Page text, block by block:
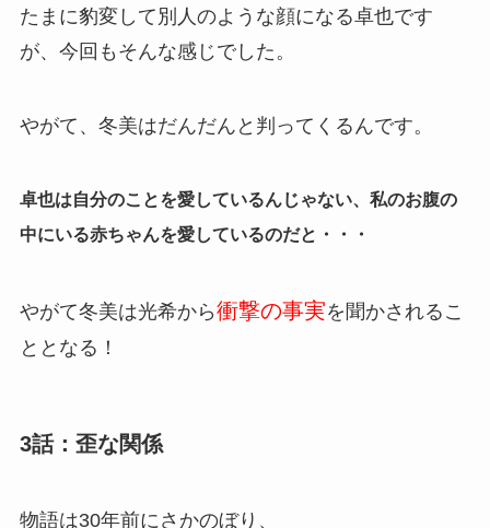
たまに豹変して別人のような顔になる卓也です
が、今回もそんな感じでした。
やがて、冬美はだんだんと判ってくるんです。
卓也は自分のことを愛しているんじゃない、私のお腹の
中にいる赤ちゃんを愛しているのだと・・・
やがて冬美は光希から衝撃の事実を聞かされるこ
ととなる！
3話：歪な関係
物語は30年前にさかのぼり、